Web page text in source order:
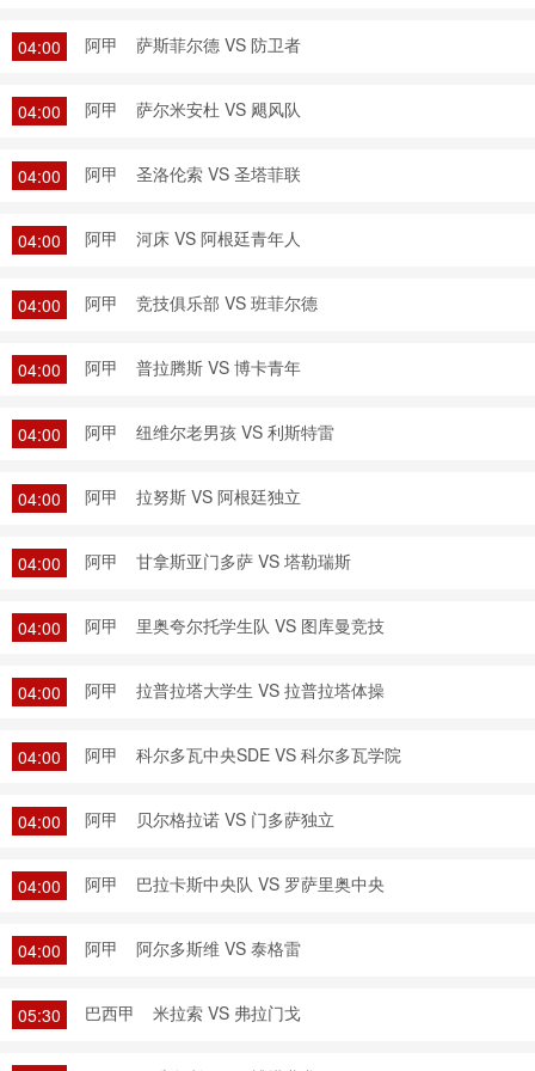
04:00 阿甲 萨斯菲尔德 VS 防卫者
04:00 阿甲 萨尔米安杜 VS 飓风队
04:00 阿甲 圣洛伦索 VS 圣塔菲联
04:00 阿甲 河床 VS 阿根廷青年人
04:00 阿甲 竞技俱乐部 VS 班菲尔德
04:00 阿甲 普拉腾斯 VS 博卡青年
04:00 阿甲 纽维尔老男孩 VS 利斯特雷
04:00 阿甲 拉努斯 VS 阿根廷独立
04:00 阿甲 甘拿斯亚门多萨 VS 塔勒瑞斯
04:00 阿甲 里奥夸尔托学生队 VS 图库曼竞技
04:00 阿甲 拉普拉塔大学生 VS 拉普拉塔体操
04:00 阿甲 科尔多瓦中央SDE VS 科尔多瓦学院
04:00 阿甲 贝尔格拉诺 VS 门多萨独立
04:00 阿甲 巴拉卡斯中央队 VS 罗萨里奥中央
04:00 阿甲 阿尔多斯维 VS 泰格雷
05:30 巴西甲 米拉索 VS 弗拉门戈